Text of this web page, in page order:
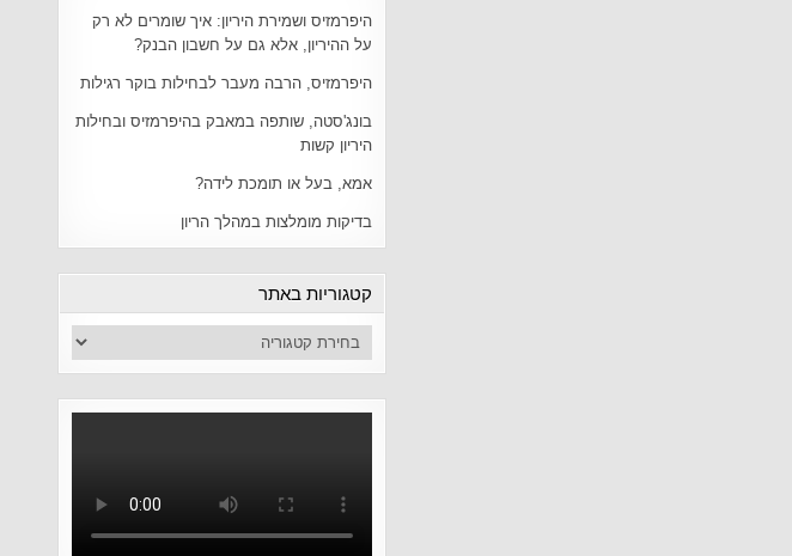
היפרמזיס ושמירת היריון: איך שומרים לא רק
על ההיריון, אלא גם על חשבון הבנק?
היפרמזיס, הרבה מעבר לבחילות בוקר רגילות
בונג'סטה, שותפה במאבק בהיפרמזיס ובחילות
היריון קשות
אמא, בעל או תומכת לידה?
בדיקות מומלצות במהלך הריון
קטגוריות באתר